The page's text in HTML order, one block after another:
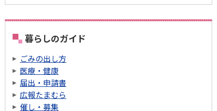
暮らしのガイド
ごみの出し方
医療・健康
届出・申請書
広報たまむら
催し・募集